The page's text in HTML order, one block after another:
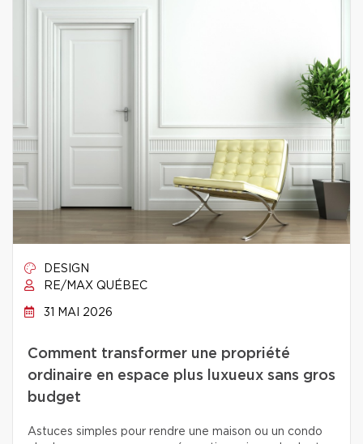
DESIGN
RE/MAX QUÉBEC
31 MAI 2026
Comment transformer une propriété
ordinaire en espace plus luxueux sans gros
budget
Astuces simples pour rendre une maison ou un condo